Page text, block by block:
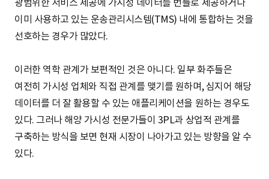
이미 사용하고 있는 운송관리시스템(TMS) 내에 통합하는 것을
선호하는 경우가 많았다.
이러한 역학 관계가 보편적인 것은 아니다. 일부 화주들은
여전히 가시성 업체와 직접 관계를 맺기를 원하며, 심지어 해당
데이터를 더 잘 활용할 수 있는 애플리케이션을 원하는 경우도
있다. 그러나 해양 가시성 전문가들이 3PL과 상업적 관계를
구축하는 방식을 보면 현재 시장이 나아가고 있는 방향을 알 수
있다.